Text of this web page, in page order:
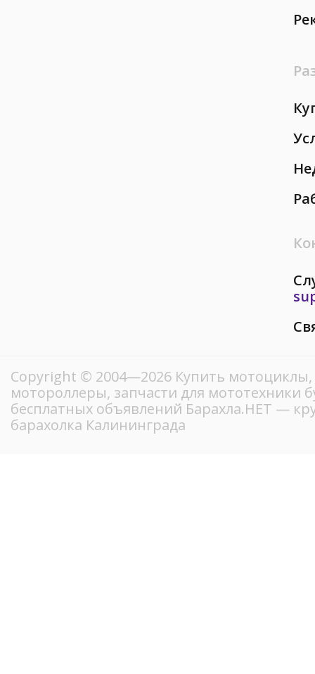
Copyright © 2004—2026 Купить
мотороллеры, запчасти для мототехники
бесплатных объявлений Барахла.НЕТ —
барахолка Калининграда